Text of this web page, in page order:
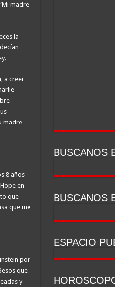
madre
la
a creer
madre
8 años
en
que
que me
por
que
y
BUSCANOS
BUSCANOS
ESPACIO